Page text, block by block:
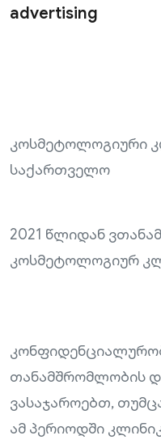
advertising
კოსმეტოლოგიური
საქართველო
2021 წლიდან
კოსმეტოლოგიურ
თანამშრომლობის
ვასაჯაროებთ,
ამ პერიოდში